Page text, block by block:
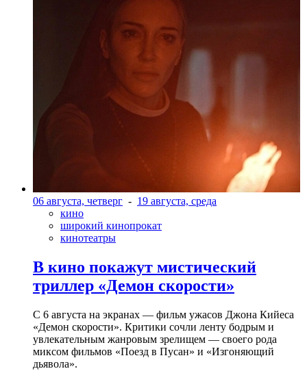
06 августа, четверг - 19 августа, среда
кино
широкий кинопрокат
кинотеатры
В кино покажут мистический
триллер «Демон скорости»
С 6 августа на экранах — фильм ужасов Джона Кийеса
«Демон скорости». Критики сочли ленту бодрым и
увлекательным жанровым зрелищeм — своего рода
миксом фильмов «Поезд в Пусан» и «Изгоняющий
дьявола».